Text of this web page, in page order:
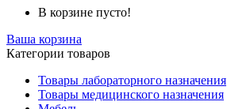
В корзине пусто!
Ваша корзина
Категории товаров
Товары лабораторного назначения
Товары медицинского назначения